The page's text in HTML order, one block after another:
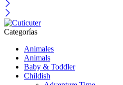
Categorías
Animales
Animals
Baby & Toddler
Childish